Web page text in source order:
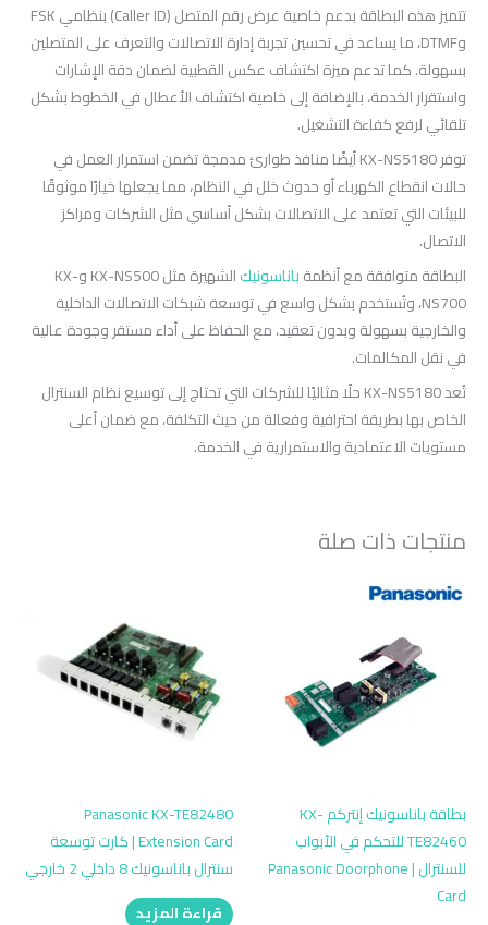
تتميز هذه البطاقة بدعم خاصية عرض رقم المتصل (Caller ID) بنظامي FSK
وDTMF، ما يساعد في تحسين تجربة إدارة الاتصالات والتعرف على المتصلين
بسهولة. كما تدعم ميزة اكتشاف عكس القطبية لضمان دقة الإشارات
واستقرار الخدمة، بالإضافة إلى خاصية اكتشاف الأعطال في الخطوط بشكل
تلقائي لرفع كفاءة التشغيل.
توفر KX-NS5180 أيضًا منافذ طوارئ مدمجة تضمن استمرار العمل في
حالات انقطاع الكهرباء أو حدوث خلل في النظام، مما يجعلها خيارًا موثوقًا
للبيئات التي تعتمد على الاتصالات بشكل أساسي مثل الشركات ومراكز
الاتصال.
البطاقة متوافقة مع أنظمةباناسونيك
الشهيرة مثل KX-NS500 وKX-
NS700، وتُستخدم بشكل واسع في توسعة شبكات الاتصالات الداخلية
والخارجية بسهولة وبدون تعقيد، مع الحفاظ على أداء مستقر وجودة عالية
في نقل المكالمات.
تُعد KX-NS5180 حلًا مثاليًا للشركات التي تحتاج إلى توسيع نظام السنترال
الخاص بها بطريقة احترافية وفعالة من حيث التكلفة، مع ضمان أعلى
مستويات الاعتمادية والاستمرارية في الخدمة.
منتجات ذات صلة
بطاقة باناسونيك إنتركم KX-
TE82460 للتحكم في الأبواب
للسنترال | Panasonic Doorphone
Card
Panasonic KX-TE82480
Extension Card | كارت توسعة
سنترال باناسونيك 8 داخلي 2 خارجي
قراءة المزيد